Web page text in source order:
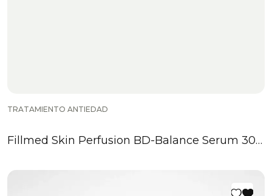
TRATAMIENTO ANTIEDAD
Fillmed Skin Perfusion BD-Balance Serum 30